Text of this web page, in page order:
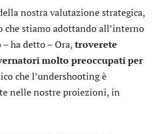
nostra valutazione strategica,
che stiamo adottando all’interno
ha detto – Ora,troverete
molto preoccupati per
che l’undershooting è
nelle nostre proiezioni, in